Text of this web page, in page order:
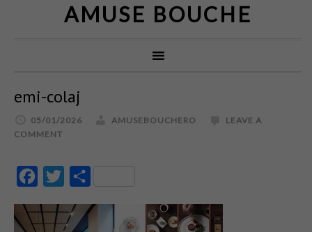
AMUSE BOUCHE
emi-colaj
05/01/2026 AMUSEBOUCHERO
LEAVE A
COMMENT
FacebookTwitter